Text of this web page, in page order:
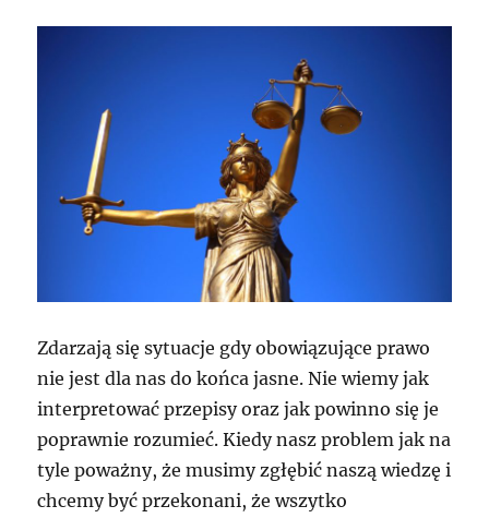
Zdarzają się sytuacje gdy obowiązujące prawo
nie jest dla nas do końca jasne. Nie wiemy jak
interpretować przepisy oraz jak powinno się je
poprawnie rozumieć. Kiedy nasz problem jak na
tyle poważny, że musimy zgłębić naszą wiedzę i
chcemy być przekonani, że wszytko